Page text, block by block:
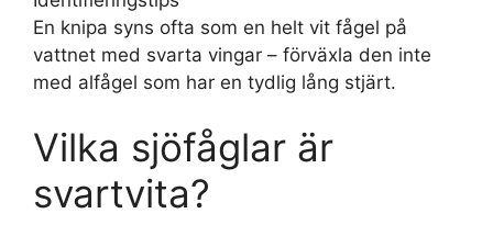
En knipa syns ofta som en helt vit fågel på
vattnet med svarta vingar – förväxla den inte
med alfågel som har en tydlig lång stjärt.
Vilka sjöfåglar är
svartvita?